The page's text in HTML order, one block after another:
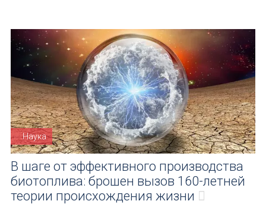
Наука
В шаге от эффективного производства
биотоплива: брошен вызов 160-летней
теории происхождения жизни